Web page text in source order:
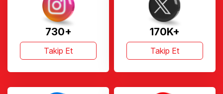
730+
Takip Et
170K+
Takip Et